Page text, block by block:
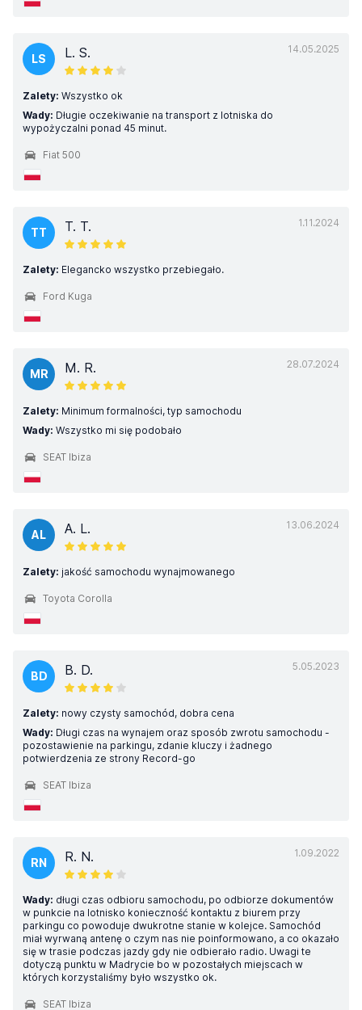
14.05.2025
LS L. S.
Zalety: Wszystko ok
Wady: Długie oczekiwanie na transport z lotniska do
wypożyczalni ponad 45 minut.
Fiat 500
1.11.2024
TT T. T.
Zalety: Elegancko wszystko przebiegało.
Ford Kuga
28.07.2024
MR M. R.
Zalety: Minimum formalności, typ samochodu
Wady: Wszystko mi się podobało
SEAT Ibiza
13.06.2024
AL A. L.
Zalety: jakość samochodu wynajmowanego
Toyota Corolla
5.05.2023
BD B. D.
Zalety: nowy czysty samochód, dobra cena
Wady: Długi czas na wynajem oraz sposób zwrotu samochodu -
pozostawienie na parkingu, zdanie kluczy i żadnego
potwierdzenia ze strony Record-go
SEAT Ibiza
1.09.2022
RN R. N.
Wady: długi czas odbioru samochodu, po odbiorze dokumentów
w punkcie na lotnisko konieczność kontaktu z biurem przy
parkingu co powoduje dwukrotne stanie w kolejce. Samochód
miał wyrwaną antenę o czym nas nie poinformowano, a co okazało
się w trasie podczas jazdy gdy nie odbierało radio. Uwagi te
dotyczą punktu w Madrycie bo w pozostałych miejscach w
których korzystaliśmy było wszystko ok.
SEAT Ibiza